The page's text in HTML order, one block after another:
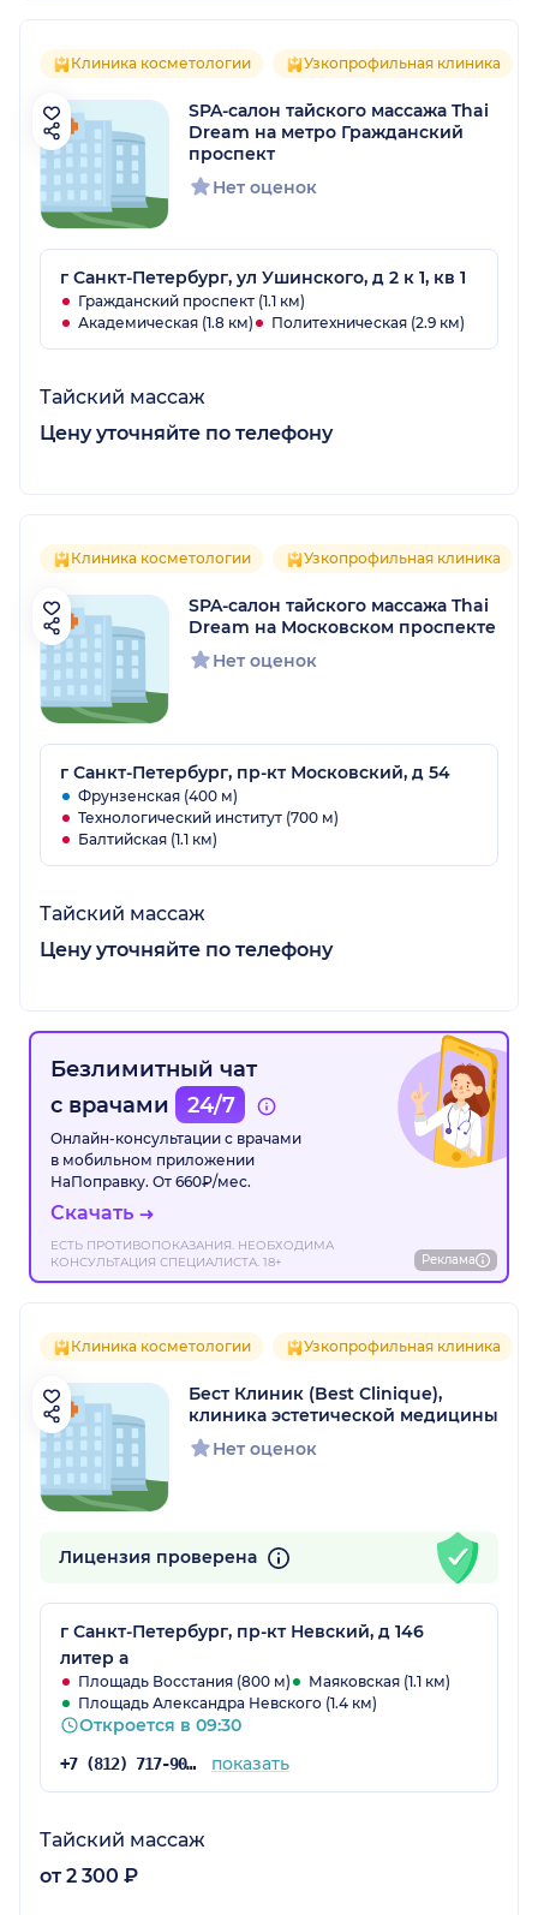
Клиника косметологии Узкопрофильная клиника
SPA-салон тайского массажа Thai
Dream на метро Гражданский
проспект
Нет оценок
г Санкт-Петербург, ул Ушинского, д 2 к 1, кв 1
Гражданский проспект (1.1 км)
Академическая (1.8 км)
Политехническая (2.9 км)
Тайский массаж
Цену уточняйте по телефону
Клиника косметологии Узкопрофильная клиника
SPA-салон тайского массажа Thai
Dream на Московском проспекте
Нет оценок
г Санкт-Петербург, пр-кт Московский, д 54
Фрунзенская (400 м)
Технологический институт (700 м)
Балтийская (1.1 км)
Тайский массаж
Цену уточняйте по телефону
Безлимитный чат
с врачами
24/7
Онлайн-консультации с врачами
в мобильном приложении
НаПоправку. От 660₽/мес.
Скачать
ЕСТЬ ПРОТИВОПОКАЗАНИЯ. НЕОБХОДИМА
КОНСУЛЬТАЦИЯ СПЕЦИАЛИСТА. 18+
Реклама
Клиника косметологии Узкопрофильная клиника
Бест Клиник (Best Сlinique),
клиника эстетической медицины
Нет оценок
Лицензия проверена
г Санкт-Петербург, пр-кт Невский, д 146
литер а
Площадь Восстания (800 м)
Маяковская (1.1 км)
Площадь Александра Невского (1.4 км)
Откроется в 09:30
+7 (812) 717-90-04 показать
Тайский массаж
от 2 300 ₽